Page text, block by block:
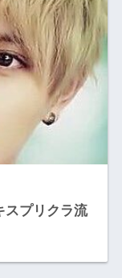
スプリクラ流